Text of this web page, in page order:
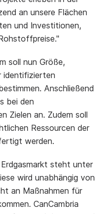
an unsere Flächen
und Investitionen,
soll nun Größe,
identifizierten
Anschließend
bei den
Zielen an. Zudem soll
Ressourcen der
werden.
steht unter
wird unabhängig von
an Maßnahmen für
CanCambria